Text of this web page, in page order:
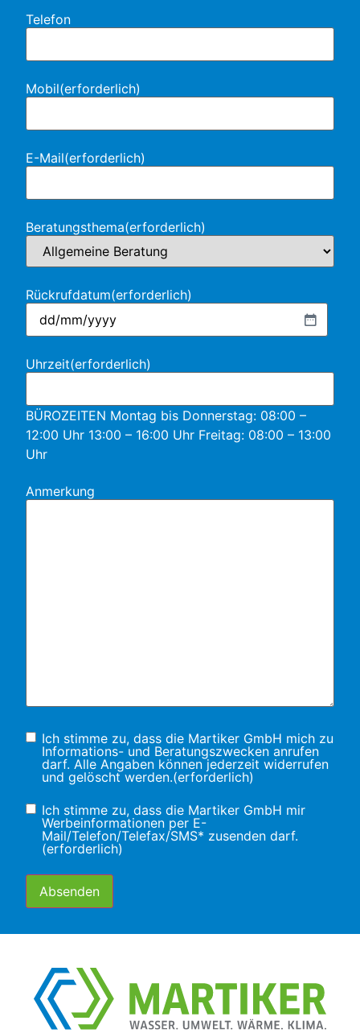
Telefon
Mobil(erforderlich)
E-Mail(erforderlich)
Beratungsthema(erforderlich)
Rückrufdatum(erforderlich)
Uhrzeit(erforderlich)
BÜROZEITEN Montag bis Donnerstag: 08:00 –
12:00 Uhr 13:00 – 16:00 Uhr Freitag: 08:00 – 13:00
Uhr
Anmerkung
Einwilligung(erforderlich)
Ich stimme zu, dass die Martiker GmbH mich zu
Informations- und Beratungs­zwecken anrufen
darf. Alle Angaben können jederzeit widerrufen
und gelöscht werden.(erforderlich)
Einwilligung(erforderlich)
Ich stimme zu, dass die Martiker GmbH mir
Werbeinformationen per E-
Mail/Telefon/Telefax/SMS* zusenden darf.
(erforderlich)